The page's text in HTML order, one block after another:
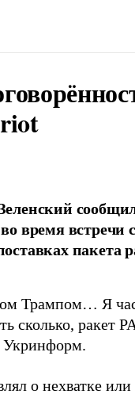
время
пакета
Трампом… Я
сколько, ракет
Укринформ.
о нехватке